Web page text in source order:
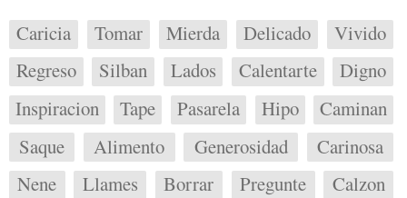
Caricia Tomar Mierda Delicado
Vivido
Regreso
Silban Lados Calentarte
Digno
Inspiracion
Tape Pasarela Hipo
Caminan
Saque
Alimento Generosidad
Carinosa
Nene
Llames Borrar Pregunte
Calzon